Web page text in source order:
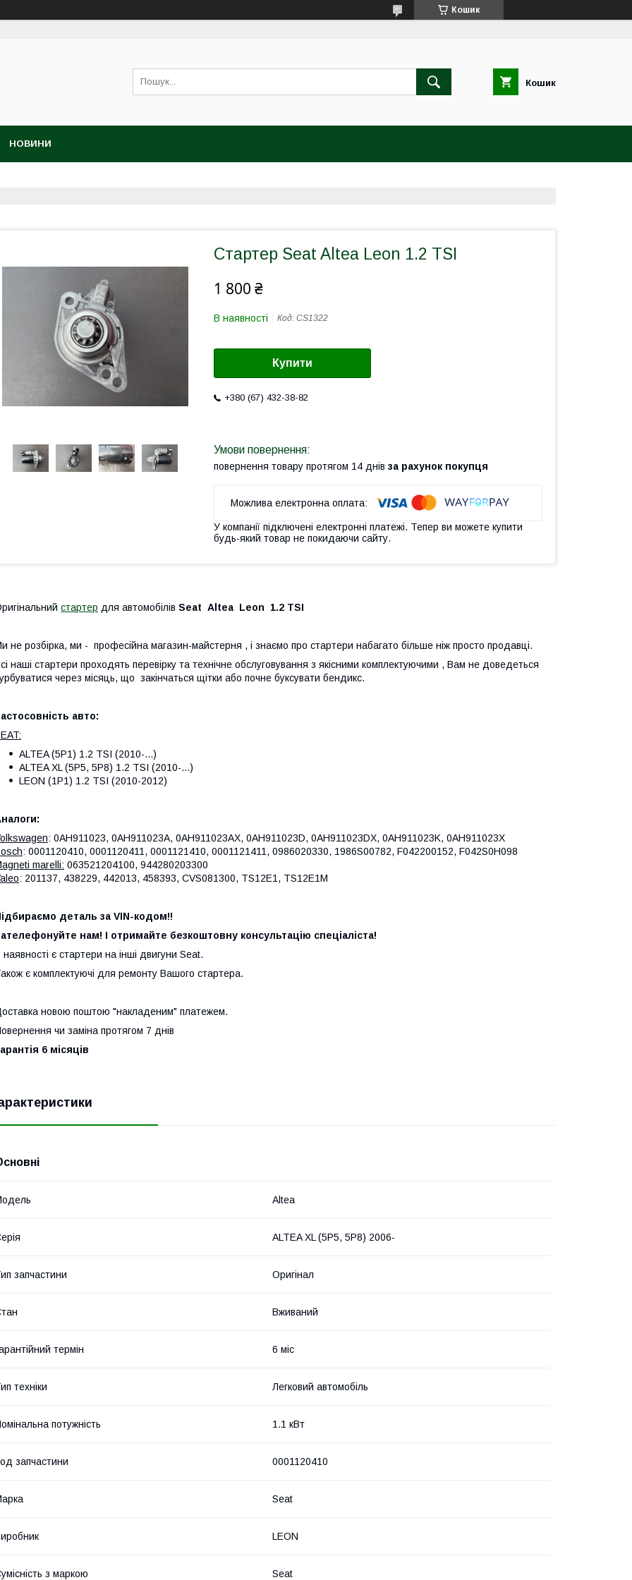
Кошик
Кошик
НОВИНИ
Стартер Seat Altea Leon 1.2 TSI
1 800 ₴
В наявності Код: CS1322
Купити
+380 (67) 432-38-82
повернення товару протягом 14 днів за рахунок покупця
У компанії підключені електронні платежі. Тепер ви можете купити
будь-який товар не покидаючи сайту.
стартер для автомобілів Seat Altea Leon 1.2 TSI
не розбірка, ми - професійна магазин-майстерня , і знаємо про стартери набагато більше ніж просто продавці.
наші стартери проходять перевірку та технічне обслуговування з якісними комплектуючими , Вам не доведеться
через місяць, що закінчаться щітки або почне буксувати бендикс.
авто:
ALTEA (5P1) 1.2 TSI (2010-...)
ALTEA XL (5P5, 5P8) 1.2 TSI (2010-...)
LEON (1P1) 1.2 TSI (2010-2012)
: 0AH911023, 0AH911023A, 0AH911023AX, 0AH911023D, 0AH911023DX, 0AH911023K, 0AH911023X
: 0001120410, 0001120411, 0001121410, 0001121411, 0986020330, 1986S00782, F042200152, F042S0H098
marelli: 063521204100, 944280203300
: 201137, 438229, 442013, 458393, CVS081300, TS12E1, TS12E1M
деталь за VIN-кодом!!
нам! І отримайте безкоштовну консультацію спеціаліста!
наявності є стартери на інші двигуни Seat.
є комплектуючі для ремонту Вашого стартера.
новою поштою "накладеним" платежем.
чи заміна протягом 7 днів
6 місяців
Altea
ALTEA XL (5P5, 5P8) 2006-
запчастини Оригінал
Вживаний
термін 6 міс
техніки Легковий автомобіль
потужність 1.1 кВт
запчастини 0001120410
Seat
LEON
з маркою Seat